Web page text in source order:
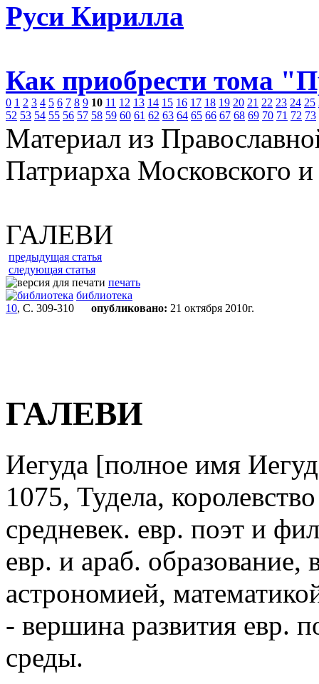
Руси Кирилла
Как приобрести тома
0 1 2 3 4 5 6 7 8 9 10 11 12 13 14 15 16 17 18 19 20 21 22 23 24 25
52 53 54 55 56 57 58 59 60 61 62 63 64 65 66 67 68 69 70 71 72 73
Материал из
Патриарха Московского
ГАЛЕВИ
предыдущая статья
следующая статья
печать
библиотека
10, С. 309-310 опубликовано: 21 октября 2010г.
ГАЛЕВИ
Иегуда [полное имя
1075, Тудела,
средневек. евр. поэт и
евр. и араб. образование,
астрономией,
- вершина развития евр.
среды.